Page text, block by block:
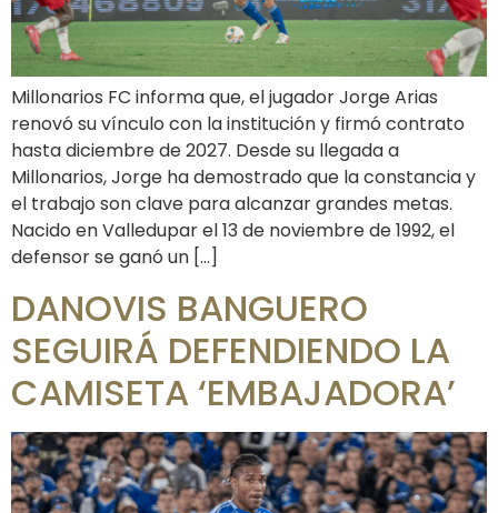
Millonarios FC informa que, el jugador Jorge Arias
renovó su vínculo con la institución y firmó contrato
hasta diciembre de 2027. Desde su llegada a
Millonarios, Jorge ha demostrado que la constancia y
el trabajo son clave para alcanzar grandes metas.
Nacido en Valledupar el 13 de noviembre de 1992, el
defensor se ganó un […]
DANOVIS BANGUERO
SEGUIRÁ DEFENDIENDO LA
CAMISETA ‘EMBAJADORA’